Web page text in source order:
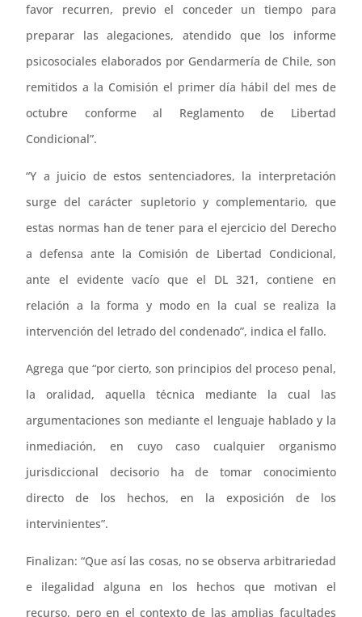
favor recurren, previo el conceder un tiempo para
preparar las alegaciones, atendido que los informe
psicosociales elaborados por Gendarmería de Chile, son
remitidos a la Comisión el primer día hábil del mes de
octubre conforme al Reglamento de Libertad
Condicional”.
“Y a juicio de estos sentenciadores, la interpretación
surge del carácter supletorio y complementario, que
estas normas han de tener para el ejercicio del Derecho
a defensa ante la Comisión de Libertad Condicional,
ante el evidente vacío que el DL 321, contiene en
relación a la forma y modo en la cual se realiza la
intervención del letrado del condenado”, indica el fallo.
Agrega que “por cierto, son principios del proceso penal,
la oralidad, aquella técnica mediante la cual las
argumentaciones son mediante el lenguaje hablado y la
inmediación, en cuyo caso cualquier organismo
jurisdiccional decisorio ha de tomar conocimiento
directo de los hechos, en la exposición de los
intervinientes”.
Finalizan: “Que así las cosas, no se observa arbitrariedad
e ilegalidad alguna en los hechos que motivan el
recurso, pero en el contexto de las amplias facultades